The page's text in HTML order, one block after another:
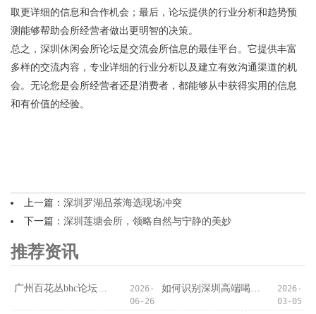
取更详细的信息和合作机会；最后，论坛提供的行业分析和趋势预
测能够帮助会所经营者做出更明智的决策。
总之，深圳休闲会所论坛是交流会所信息的最佳平台。它提供丰富
多样的交流内容，专业详细的行业分析以及建立有效沟通渠道的机
会。无论您是会所经营者还是消费者，都能够从中获得实用的信息
和有价值的经验。
上一篇： 深圳罗湖品茶海选现场冲突
下一篇： 深圳莲塘会所，领略自然与宁静的美妙
推荐资讯
‌广州百花丛bhc论坛‌：论坛里的“资源陷阱”
2026-
06-26
如何识别深圳高端喝茶会所的隐藏服务？
2026-
03-05